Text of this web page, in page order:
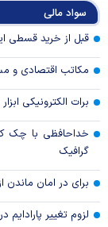
سواد مالی
قبل از خرید قسطی این ۷ هزینه پنهان را
مکاتب اقتصادی و
برات الکترونیکی
خداحافظی با چک
گرافیک
برای در امان ماندن
لزوم تغییر